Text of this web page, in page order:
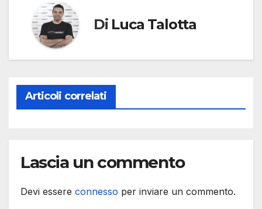
Di Luca Talotta
Articoli correlati
Lascia un commento
Devi essere connesso per inviare un commento.